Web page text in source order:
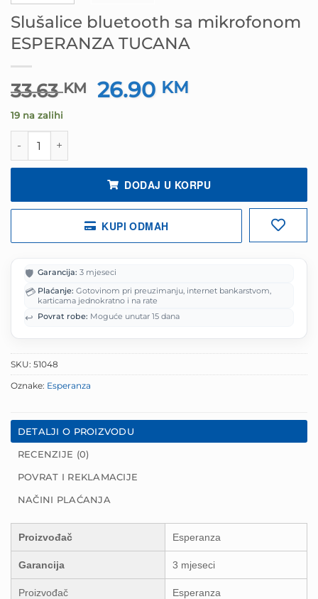
Slušalice bluetooth sa mikrofonom
ESPERANZA TUCANA
33.63KM
Izvorna
cijena
26.90 KM
19 na zalihi
Slušalice bluetooth sa mikrofonom ESPERANZA
DODAJ U KORPU
KUPI ODMAH
🛡️ Garancija: 3 mjeseci
💳 Plaćanje: Gotovinom pri preuzimanju, internet bankarstvom,
karticama jednokratno i na rate
↩️ Povrat robe: Moguće unutar 15 dana
SKU: 51048
Oznake: Esperanza
DETALJI O PROIZVODU
RECENZIJE (0)
POVRAT I REKLAMACIJE
NAČINI PLAĆANJA
Proizvođač Esperanza
Garancija 3 mjeseci
Proizvođač Esperanza